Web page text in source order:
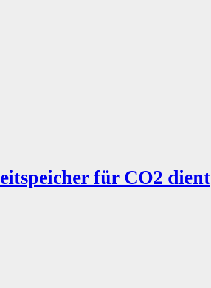
für CO2 dient